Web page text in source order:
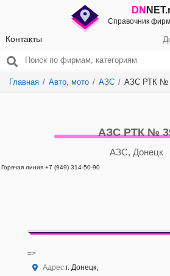
DN
Справочник
Контакты
Главная Авто, мото АЗС АЗС РТК №
АЗС РТК №
АЗС, Донецк
Горячая линия +7 (949) 314-50-90
=>
Адрес:г. Донецк,